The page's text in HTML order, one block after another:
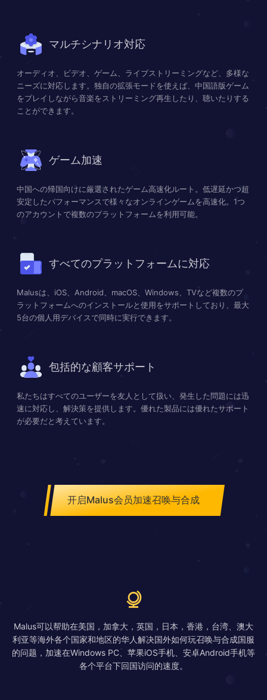
マルチシナリオ対応
オーディオ、ビデオ、ゲーム、ライブストリーミングなど、多様な
ニーズに対応します。独自の拡張モードを使えば、中国語版ゲーム
をプレイしながら音楽をストリーミング再生したり、聴いたりする
ことができます。
ゲーム加速
中国への帰国向けに厳選されたゲーム高速化ルート。低遅延かつ超
安定したパフォーマンスで様々なオンラインゲームを高速化。1つ
のアカウントで複数のプラットフォームを利用可能。
すべてのプラットフォームに対応
Malusは、iOS、Android、macOS、Windows、TVなど複数のプ
ラットフォームへのインストールと使用をサポートしており、最大
5台の個人用デバイスで同時に実行できます。
包括的な顧客サポート
私たちはすべてのユーザーを友人として扱い、発生した問題には迅
速に対応し、解決策を提供します。優れた製品には優れたサポート
が必要だと考えています。
开启Malus会员加速召唤与合成
Malus可以帮助在美国，加拿大，英国，日本，香港，台湾、澳大
利亚等海外各个国家和地区的华人解决国外如何玩召唤与合成国服
的问题，加速在Windows PC、苹果iOS手机、安卓Android手机等
各个平台下回国访问的速度。